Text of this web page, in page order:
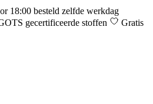
18:00 besteld zelfde werkdag
gecertificeerde stoffen
Gratis